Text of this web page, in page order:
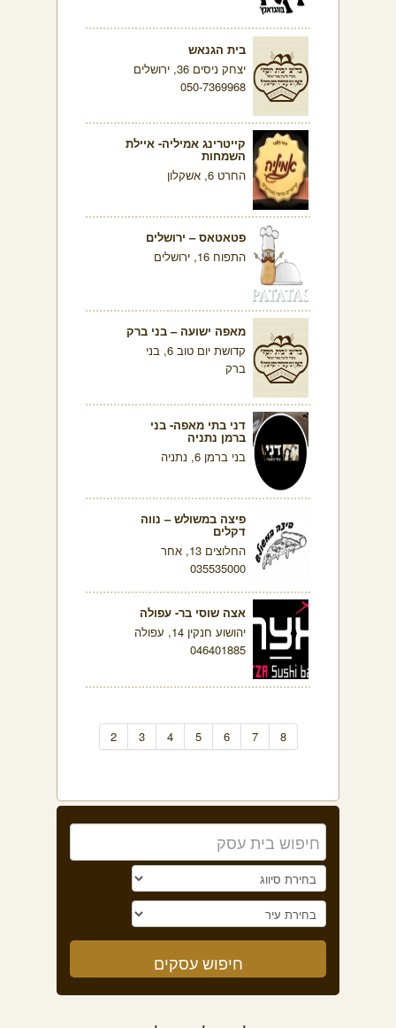
בית הגנאש
יצחק ניסים 36, ירושלים
050-7369968
קייטרינג אמיליה- איילת
השמחות
החרט 6, אשקלון
פטאטאס – ירושלים
התפוח 16, ירושלים
מאפה ישועה – בני ברק
קדושת יום טוב 6, בני
ברק
דני בתי מאפה- בני
ברמן נתניה
בני ברמן 6, נתניה
פיצה במשולש – נווה
דקלים
החלוצים 13, אחר
035535000
אצה שוסי בר- עפולה
יהושוע חנקין 14, עפולה
046401885
2 3 4 5 6 7 8